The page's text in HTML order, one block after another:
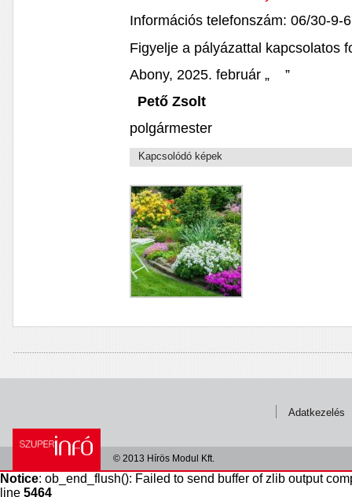
Információs telefonszám: 06/30-9-
Figyelje a pályázattal kapcsolatos
Abony, 2025. február „ ”
Pető Zsolt
polgármester
Kapcsolódó képek
Adatkezelés
© 2013 Hírös Modul Kft.
Notice: ob_end_flush(): Failed to send buffer of zlib output
line 5464